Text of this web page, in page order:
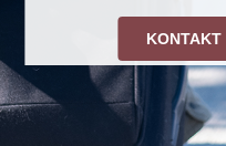
KONTAKT